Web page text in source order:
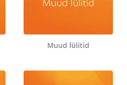
Muud lülitid